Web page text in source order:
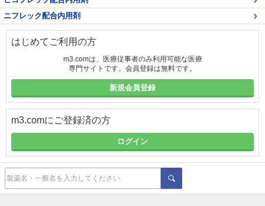
ニフレック配合内用剤
はじめてご利用の方
m3.comは、医療従事者のみ利用可能な医療
専門サイトです。会員登録は無料です。
新規会員登録
m3.comにご登録済の方
ログイン